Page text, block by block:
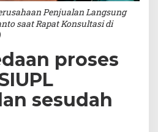
Penjualan Langsung
saat Rapat Konsultasi di
proses
sesudah